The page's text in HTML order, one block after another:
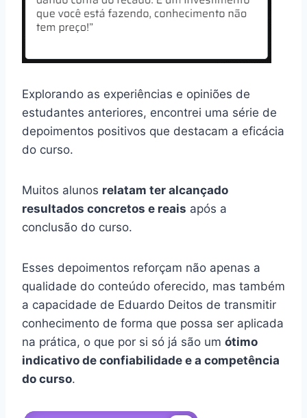
Nosso curso de Preparação de Motores, como
o próprio nome diz, oferece uma capacitação
modificações nos motores para aumento de
preparar motores de automóveis para
arrancadas, corridas de circuito ou mesmo de
rua.
Preparação de Motores oferece um
conhecimento especializado na área,
motores e aumentar sua potência. Isso
proporciona uma vantagem competitiva para
aqueles que desejam se destacar no mercado
automotivo.
2. Flexibilidade de aplicação: O curso é voltado